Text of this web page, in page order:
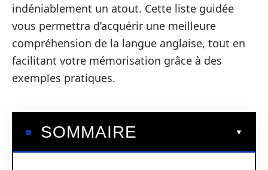
indéniablement un atout. Cette liste guidée
vous permettra d’acquérir une meilleure
compréhension de la langue anglaise, tout en
facilitant votre mémorisation grâce à des
exemples pratiques.
SOMMAIRE